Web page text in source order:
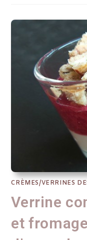
CRÈMES/VERRINES
Verrine
et